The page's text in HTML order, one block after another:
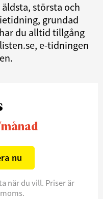
största och
grundad
du alltid tillgång
e-tidningen
nu
när du vill. Priser är